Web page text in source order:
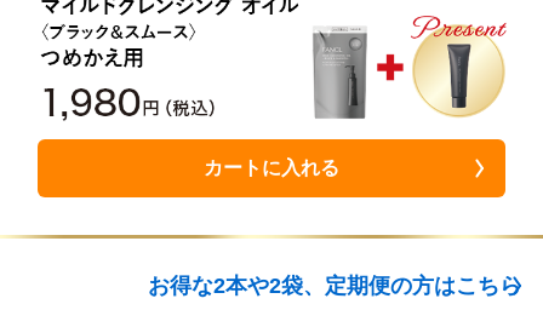
カートに入れる
お得な2本や2袋、定期便の方はこちら